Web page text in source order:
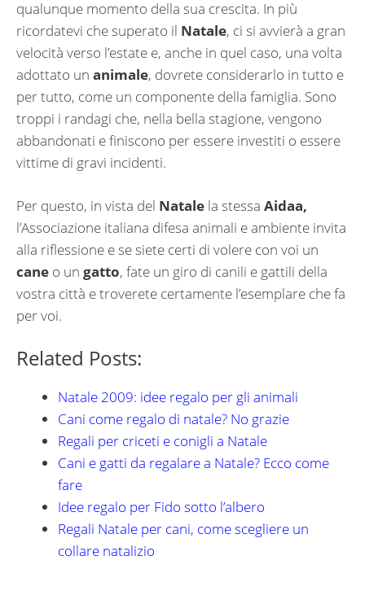
qualunque momento della sua crescita. In più
ricordatevi che superato il Natale, ci si avvierà a gran
velocità verso l’estate e, anche in quel caso, una volta
adottato un animale, dovrete considerarlo in tutto e
per tutto, come un componente della famiglia. Sono
troppi i randagi che, nella bella stagione, vengono
abbandonati e finiscono per essere investiti o essere
vittime di gravi incidenti.
Per questo, in vista del Natale la stessa Aidaa,
l’Associazione italiana difesa animali e ambiente invita
alla riflessione e se siete certi di volere con voi un
cane o un gatto, fate un giro di canili e gattili della
vostra città e troverete certamente l’esemplare che fa
per voi.
Related Posts:
Natale 2009: idee regalo per gli animali
Cani come regalo di natale? No grazie
Regali per criceti e conigli a Natale
Cani e gatti da regalare a Natale? Ecco come
fare
Idee regalo per Fido sotto l’albero
Regali Natale per cani, come scegliere un
collare natalizio